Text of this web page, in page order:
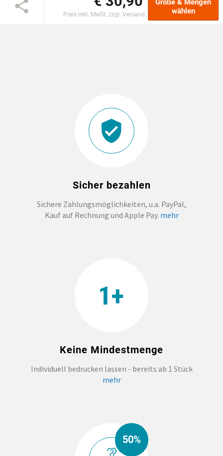
ZAHNARZTPRAXIS
FOTOTASSEN UND MEHR
GROSSBESTELLUNG
Preis inkl. MwSt. zzgl. Versand
Größe & Mengen
wählen
Sicher bezahlen
Sichere Zahlungsmöglichkeiten, u.a. PayPal,
Kauf auf Rechnung und Apple Pay. mehr
Keine Mindestmenge
Individuell bedrucken lassen - bereits ab 1 Stück
mehr
50%